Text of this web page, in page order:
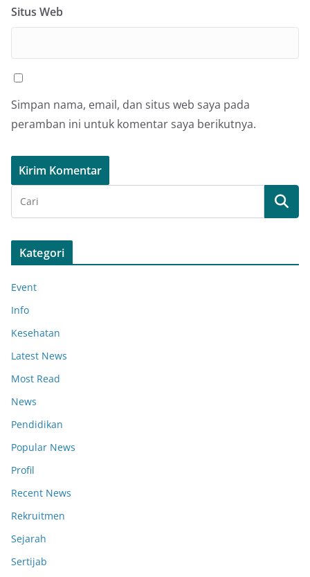
Situs Web
Simpan nama, email, dan situs web saya pada
peramban ini untuk komentar saya berikutnya.
Kategori
Event
Info
Kesehatan
Latest News
Most Read
News
Pendidikan
Popular News
Profil
Recent News
Rekruitmen
Sejarah
Sertijab